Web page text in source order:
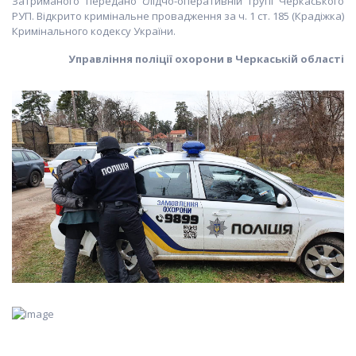
РУП. Відкрито кримінальне провадження за ч. 1 ст. 185 (Крадіжка)
Кримінального кодексу України.
Управління поліції охорони в Черкаській області